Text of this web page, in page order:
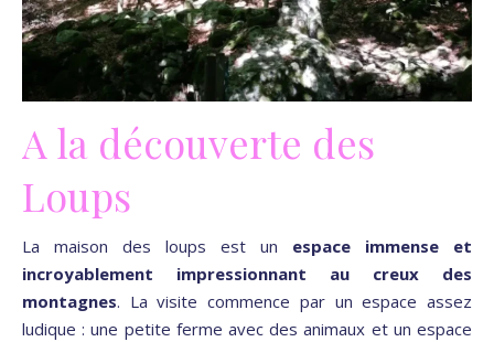
A la découverte des
Loups
La maison des loups est un espace immense et
incroyablement impressionnant au creux des
montagnes. La visite commence par un espace assez
ludique : une petite ferme avec des animaux et un espace